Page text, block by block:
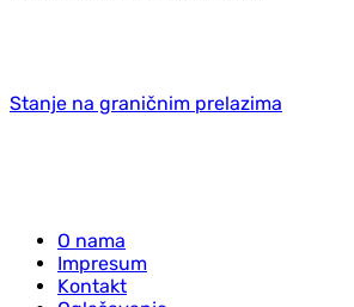
Stanje na graničnim prelazima
O nama
Impresum
Kontakt